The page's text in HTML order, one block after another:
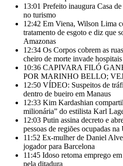
13:01 Prefeito inaugura Casa
no turismo
12:42 Em Viena, Wilson Lima
tratamento de esgoto e diz que
Amazonas
12:34 Os Corpos cobrem as
cheiro de morte invade
10:36 CAPIVARA FILÓ
POR MARINHO BELLO;
12:50 VÍDEO: Suspeitos de
dentro de bueiro em Manaus
12:33 Kim Kardashian
milionária” do estilista Karl
12:03 Putin assina decreto e
pessoas de regiões ocupadas na
11:52 Ex-mulher de Daniel
jogador para Barcelona
11:45 Idoso retoma emprego
pela ditadura